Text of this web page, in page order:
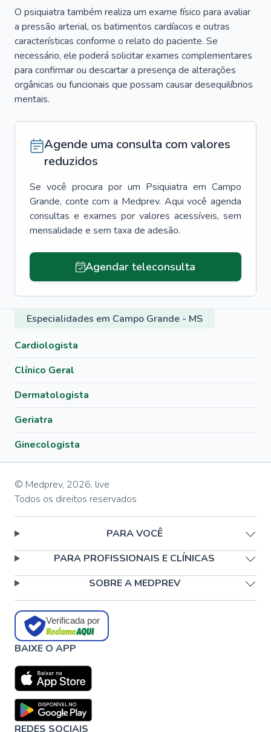
O psiquiatra também realiza um exame físico para avaliar
a pressão arterial, os batimentos cardíacos e outras
características conforme o relato do paciente. Se
necessário, ele poderá solicitar exames complementares
para confirmar ou descartar a presença de alterações
orgânicas ou funcionais que possam causar desequilíbrios
mentais.
Agende uma consulta com valores
reduzidos
Se você procura por um Psiquiatra em Campo
Grande, conte com a Medprev. Aqui você agenda
consultas e exames por valores acessíveis, sem
mensalidade e sem taxa de adesão.
Agendar teleconsulta
Especialidades em Campo Grande - MS
Cardiologista
Clínico Geral
Dermatologista
Geriatra
Ginecologista
© Medprev, 2026, live
Todos os direitos reservados
PARA VOCÊ
PARA PROFISSIONAIS E CLÍNICAS
SOBRE A MEDPREV
Verificada por
BAIXE O APP
REDES SOCIAIS